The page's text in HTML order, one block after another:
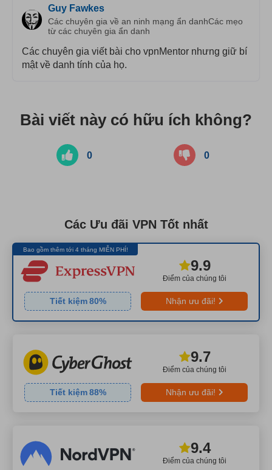
Guy Fawkes
Các chuyên gia về an ninh mạng ẩn danhCác mẹo
từ các chuyên gia ẩn danh
Các chuyên gia viết bài cho vpnMentor nhưng giữ bí
mật về danh tính của họ.
Bài viết này có hữu ích không?
0 0
Các Ưu đãi VPN Tốt nhất
Bao gồm thêm tới 4 tháng MIỄN PHÍ!
Điểm của chúng tôi
9.9
Tiết kiệm 80% Nhận ưu đãi!
Điểm của chúng tôi
9.7
Tiết kiệm 88% Nhận ưu đãi!
Điểm của chúng tôi
9.4